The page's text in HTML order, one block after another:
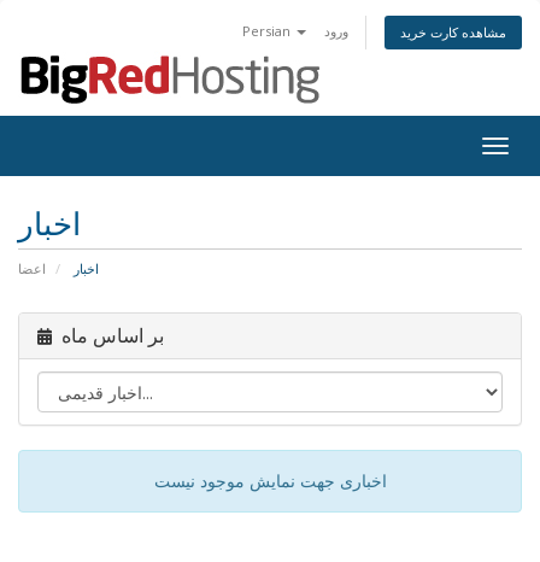
Persian ورود مشاهده کارت خرید
اخبار
اعضا اخبار
بر اساس ماه
اخباری جهت نمایش موجود نیست